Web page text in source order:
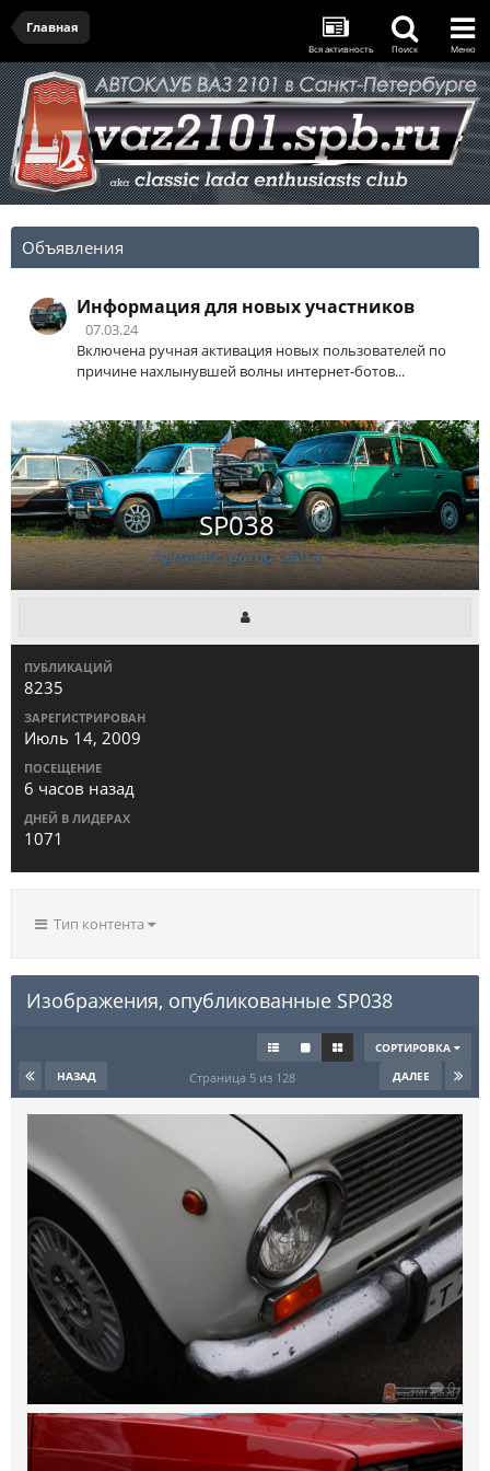
Главная
Вся активность Поиск Меню
Объявления
Информация для новых участников
07.03.24
Включена ручная активация новых пользователей по
причине нахлынувшей волны интернет-ботов...
SP038
Администратор сайта
ПУБЛИКАЦИЙ
8235
ЗАРЕГИСТРИРОВАН
Июль 14, 2009
ПОСЕЩЕНИЕ
6 часов назад
ДНЕЙ В ЛИДЕРАХ
1071
Тип контента
Изображения, опубликованные SP038
СОРТИРОВКА
НАЗАД
ДАЛЕЕ
Страница 5 из 128
0